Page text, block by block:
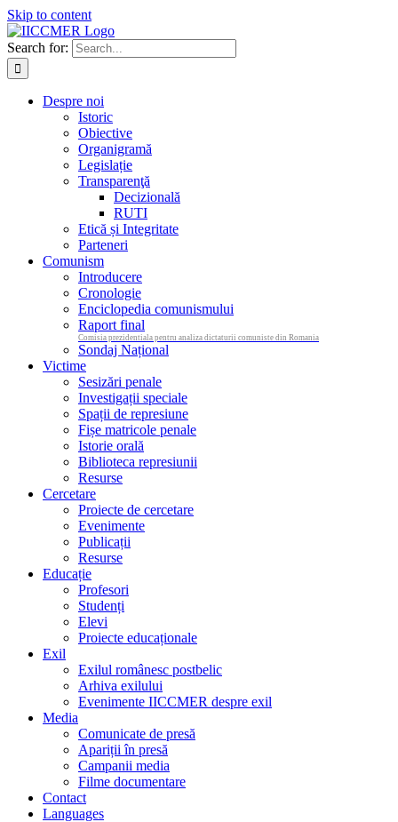
Skip to content
Search for:
Despre noi
Istoric
Obiective
Organigramă
Legislație
Transparenţă
Decizională
RUTI
Etică și Integritate
Parteneri
Comunism
Introducere
Cronologie
Enciclopedia comunismului
Raport final
Comisia prezidentiala pentru analiza dictaturii comuniste din Romania
Sondaj Național
Victime
Sesizări penale
Investigații speciale
Spații de represiune
Fișe matricole penale
Istorie orală
Biblioteca represiunii
Resurse
Cercetare
Proiecte de cercetare
Evenimente
Publicații
Resurse
Educație
Profesori
Studenți
Elevi
Proiecte educaționale
Exil
Exilul românesc postbelic
Arhiva exilului
Evenimente IICCMER despre exil
Media
Comunicate de presă
Apariții în presă
Campanii media
Filme documentare
Contact
Languages